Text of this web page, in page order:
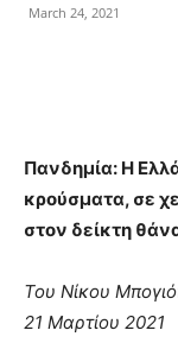
March 24, 2021
Πανδημία: Η
κρούσματα, σε
στον δείκτη
Του Νίκου
21 Μαρτίου 2021